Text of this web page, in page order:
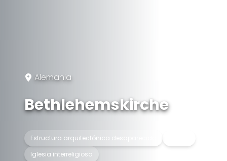
Alemania
Bethlehemskirche
Estructura arquitectónica desaparecida
Iglesia interreligiosa